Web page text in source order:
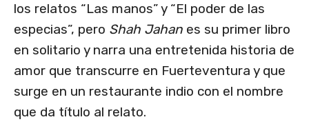
los relatos “Las manos” y “El poder de las
especias”, pero Shah Jahan es su primer libro
en solitario y narra una entretenida historia de
amor que transcurre en Fuerteventura y que
surge en un restaurante indio con el nombre
que da título al relato.